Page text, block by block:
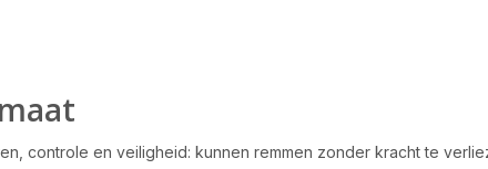
controle en veiligheid: kunnen remmen zonder kracht te